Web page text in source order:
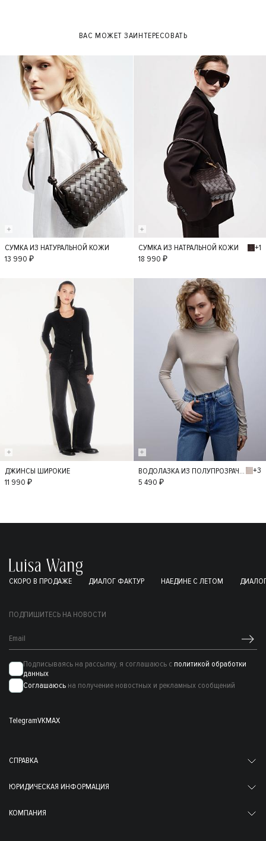
ВАС МОЖЕТ ЗАИНТЕРЕСОВАТЬ
S
СУМКА ИЗ НАТУРАЛЬНОЙ КОЖИ
13 990 ₽
S
СУМКА ИЗ НАТРАЛЬНОЙ КОЖИ
+1
18 990 ₽
36
ДЖИНСЫ ШИРОКИЕ
11 990 ₽
M
ВОДОЛАЗКА ИЗ ПОЛУПРОЗРАЧНОГО ТРИКОТАЖА
+3
5 490 ₽
СКОРО В ПРОДАЖЕ ДИАЛОГ ФАКТУР НАЕДИНЕ С ЛЕТОМ
ПОДПИШИТЕСЬ НА НОВОСТИ
Подписываясь на рассылку, я соглашаюсь с политикой обработки
данных
Соглашаюсь на получение новостных и рекламных сообщений
TelegramVKMAX
СПРАВКА
ЮРИДИЧЕСКАЯ ИНФОРМАЦИЯ
КОМПАНИЯ